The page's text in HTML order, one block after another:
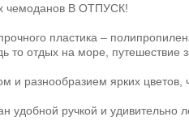
чемоданов В ОТПУСК!
пластика –
отдых на море, путешествие
разнообразием ярких цветов,
ручкой и удивительно